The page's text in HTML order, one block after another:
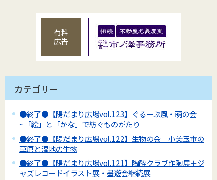
有料
広告
カテゴリー
●終了●【陽だまり広場vol.123】ぐるーぷ風・萌の会
~「絵」と「かな」で紡ぐものがたり
●終了●【陽だまり広場vol.122】生物の会 小美玉市の
草原と湿地の生物
●終了●【陽だまり広場vol.121】陶酔クラブ作陶展＋ジ
ャズレコードイラスト展・墨遊会継続展